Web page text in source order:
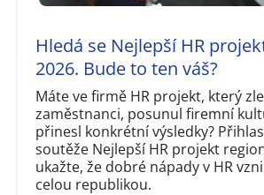
Hledá se Nejlepší HR
2026. Bude to ten váš?
Máte ve firmě HR projekt, který
zaměstnanci, posunul firemní
přinesl konkrétní výsledky?
soutěže Nejlepší HR projekt
ukažte, že dobré nápady v HR
celou republikou.